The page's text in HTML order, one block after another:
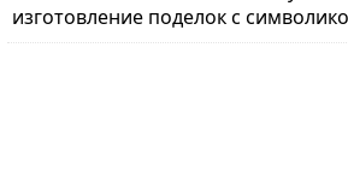
изготовление поделок с